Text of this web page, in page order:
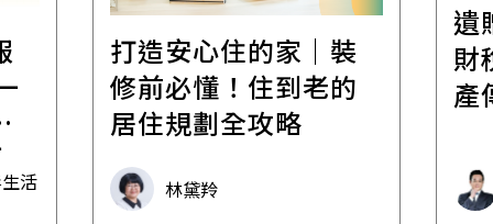
活
打造安心住的家｜裝
修前必懂！住到老的
居住規劃全攻略
林黛羚
遺
財
產